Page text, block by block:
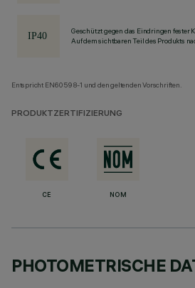
Geschützt gegen das Eindringen fester
Auf dem sichtbaren Teil des Produkts
Entspricht EN60598-1 und den geltenden Vorschriften.
PRODUKTZERTIFIZIERUNG
CE NOM
PHOTOMETRISCHE